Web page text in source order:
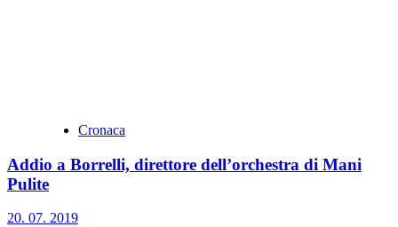
Cronaca
Addio a Borrelli, direttore dell’orchestra di Mani
Pulite
20. 07. 2019